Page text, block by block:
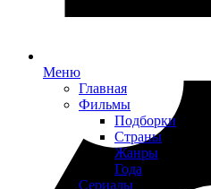
Меню
Главная
Фильмы
Подборки
Страны
Жанры
Года
Сериалы